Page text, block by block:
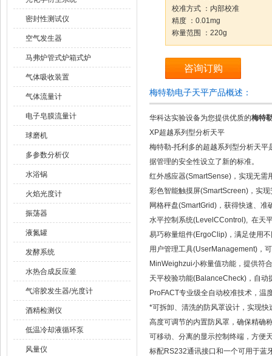
密封性测试仪
空气发生器
马弗炉管式炉箱式炉
气体吸收装置
气体流量计
电子皂膜流量计
球磨机
多参数分析仪
水浴锅
火焰光度计
振荡器
液氮罐
发酵系统
水热合成反应釜
气溶胶发生器/光度计
酒精检测仪
低温冷却液循环泵
风量仪
校准方式 ：内部校准
精度 ：0.01mg
称量范围 ：220g
咨询订购
梅特勒电子天平产品概述：
华科达实验设备为您提供优质的梅特
XP超越系列型分析天平
梅特勒-托利多的超越系列型分析天
据管理的安全性设立了新的标准。
红外感应器(SmartSense)，实现无需
彩色智能触摸屏(SmartScreen)，实
网格秤盘(SmartGrid)，获得快速、准
水平控制系统(LevelCControl), 在天
易巧称量组件(ErgoClip)，满足使用
用户管理工具(UserManagement)，
MinWeighzui小称量值功能，提供符
天平校验功能(BalanceCheck)，自动
ProFACT专业级全自动校准技术，温
*可拆卸、清洗的防风罩设计，实现快
高度可调节的内置防风罩，确保精确
可移动、分离的显示控制终端，方便
标配RS232通讯接口和一个可用于蓝